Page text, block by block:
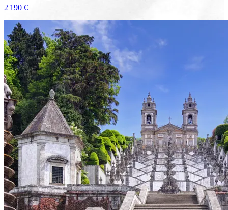
2 190 €
Voir le voyage